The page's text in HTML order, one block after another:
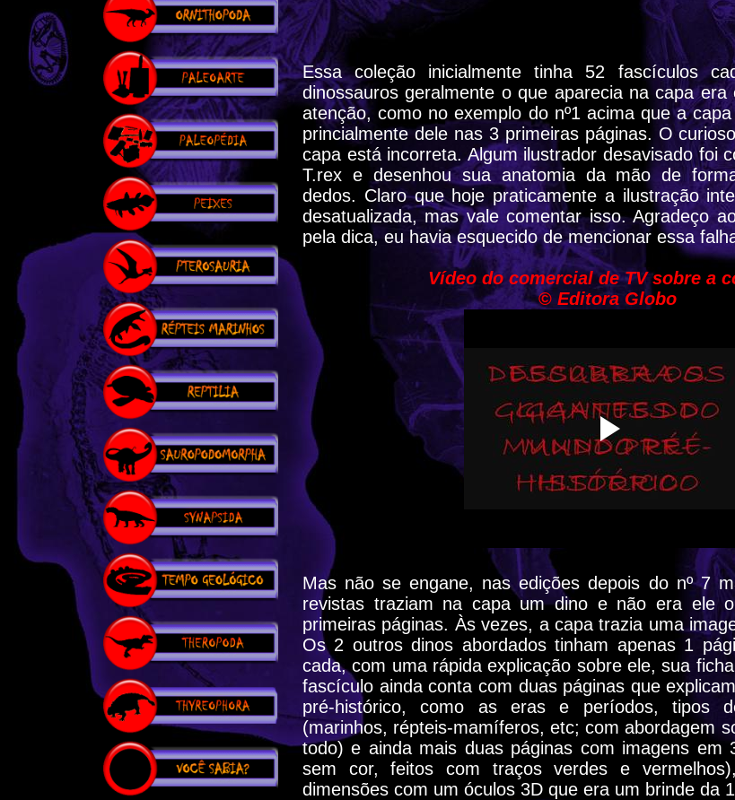
Essa coleção inicialmente tinha 52 fascículos
dinossauros geralmente o que aparecia na capa
atenção, como no exemplo do nº1 acima que a
princialmente dele nas 3 primeiras páginas. O
capa está incorreta. Algum ilustrador desavisado foi
T.rex e desenhou sua anatomia da mão de
dedos. Claro que hoje praticamente a ilustração
desatualizada, mas vale comentar isso. Agradeço
pela dica, eu havia esquecido de mencionar essa
Vídeo do comercial de TV sobre a
©Editora Globo
Mas não se engane, nas edições depois do nº 7
revistas traziam na capa um dino e não era ele
primeiras páginas. Às vezes, a capa trazia uma
Os 2 outros dinos abordados tinham apenas 1
cada, com uma rápida explicação sobre ele, sua
fascículo ainda conta com duas páginas que
pré-histórico, como as eras e períodos, tipos
(marinhos, répteis-mamíferos, etc; com abordagem
todo) e ainda mais duas páginas com imagens em
sem cor, feitos com traços verdes e
dimensões com um óculos 3D que era um brinde da